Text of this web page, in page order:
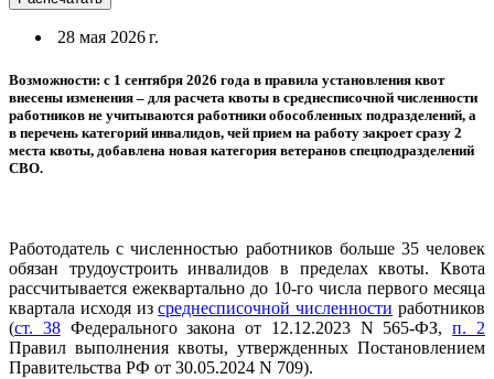
28 мая 2026 г.
Возможности: с 1 сентября 2026 года в правила установления квот
внесены изменения – для расчета квоты в среднесписочной численности
работников не учитываются работники обособленных подразделений, а
в перечень категорий инвалидов, чей прием на работу закроет сразу 2
места квоты, добавлена новая категория ветеранов спецподразделений
СВО.
Работодатель с численностью работников больше 35 человек
обязан трудоустроить инвалидов в пределах квоты. Квота
рассчитывается ежеквартально до 10-го числа первого месяца
квартала исходя изсреднесписочной численности работников
(ст. 38Федерального закона от 12.12.2023 N 565-ФЗ,п. 2
Правил выполнения квоты, утвержденных Постановлением
Правительства РФ от 30.05.2024 N 709).